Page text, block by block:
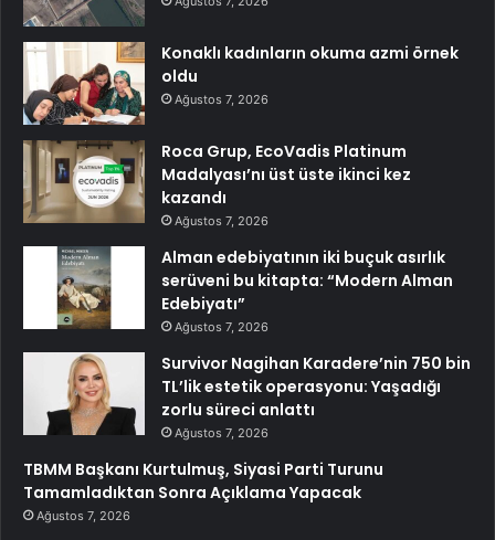
Konaklı kadınların okuma azmi örnek
oldu
Ağustos 7, 2026
Roca Grup, EcoVadis Platinum
Madalyası’nı üst üste ikinci kez
kazandı
Ağustos 7, 2026
Alman edebiyatının iki buçuk asırlık
serüveni bu kitapta: “Modern Alman
Edebiyatı”
Ağustos 7, 2026
Survivor Nagihan Karadere’nin 750 bin
TL’lik estetik operasyonu: Yaşadığı
zorlu süreci anlattı
Ağustos 7, 2026
TBMM Başkanı Kurtulmuş, Siyasi Parti Turunu
Tamamladıktan Sonra Açıklama Yapacak
Ağustos 7, 2026